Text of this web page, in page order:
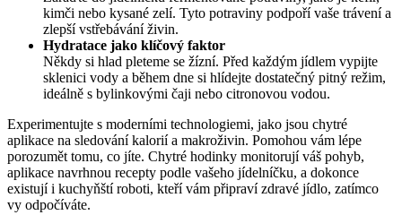
kimči nebo kysané zelí. Tyto potraviny podpoří vaše trávení a
zlepší vstřebávání živin.
Hydratace jako klíčový faktor
Někdy si hlad pleteme se žízní. Před každým jídlem vypijte
sklenici vody a během dne si hlídejte dostatečný pitný režim,
ideálně s bylinkovými čaji nebo citronovou vodou.
Experimentujte s moderními technologiemi, jako jsou chytré
aplikace na sledování kalorií a makroživin. Pomohou vám lépe
porozumět tomu, co jíte. Chytré hodinky monitorují váš pohyb,
aplikace navrhnou recepty podle vašeho jídelníčku, a dokonce
existují i kuchyňští roboti, kteří vám připraví zdravé jídlo, zatímco
vy odpočíváte.